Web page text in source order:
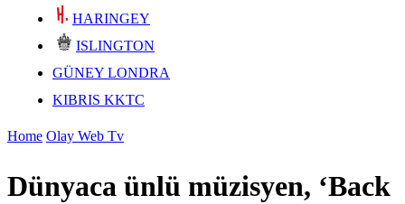
HARINGEY
ISLINGTON
GÜNEY LONDRA
KIBRIS KKTC
Home Olay Web Tv
Dünyaca ünlü müzisyen, ‘Back